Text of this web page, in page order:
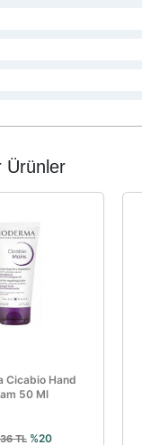
Ürünler
Cicabio Hand
50 Ml
TL %20